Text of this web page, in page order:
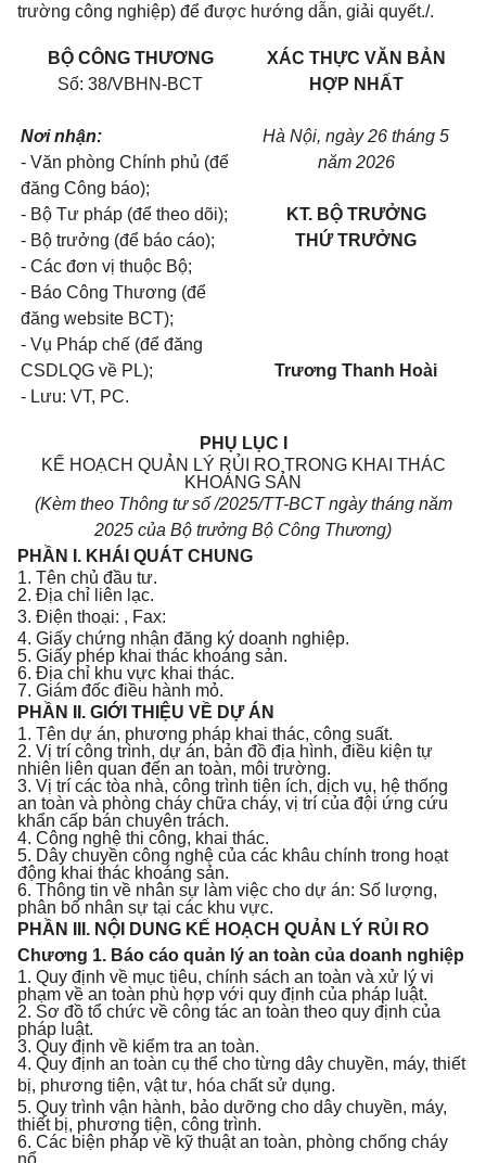
trường công nghiệp) để được hướng dẫn, giải quyết./.
BỘ CÔNG THƯƠNG
Số: 38/VBHN-BCT
Nơi nhận:
- Văn phòng Chính phủ (để
đăng Công báo);
- Bộ Tư pháp (để theo dõi);
- Bộ trưởng (để báo cáo);
- Các đơn vị thuộc Bộ;
- Báo Công Thương (để
đăng website BCT);
- Vụ Pháp chế (để đăng
CSDLQG về PL);
- Lưu: VT, PC.
XÁC THỰC VĂN BẢN
HỢP NHẤT
Hà Nội, ngày26 tháng 5
năm 2026
KT. BỘ TRƯỞNG
THỨ TRƯỞNG
Trương Thanh Hoài
PHỤ LỤC I
KẾ HOẠCH QUẢN LÝ RỦI RO TRONG KHAI THÁC
KHOÁNG SẢN
(Kèm theo Thông tư số/2025/TT-BCT ngàytháng năm
2025 của Bộ trưởng Bộ Công Thương)
PHẦN I. KHÁI QUÁT CHUNG
1. Tên chủ đầu tư.
2. Địa chỉ liên lạc.
3. Điện thoại: , Fax:
4. Giấy chứng nhận đăng ký doanh nghiệp.
5. Giấy phép khai thác khoáng sản.
6. Địa chỉ khu vực khai thác.
7. Giám đốc điều hành mỏ.
PHẦN II. GIỚI THIỆU VỀ DỰ ÁN
1. Tên dự án, phương pháp khai thác, công suất.
2. Vị trí công trình, dự án, bản đồ địa hình, điều kiện tự
nhiên liên quan đến an toàn, môi trường.
3. Vị trí các tòa nhà, công trình tiện ích, dịch vụ, hệ thống
an toàn và phòng cháy chữa cháy, vị trí của đội ứng cứu
khẩn cấp bán chuyên trách.
4. Công nghệ thi công, khai thác.
5. Dây chuyền công nghệ của các khâu chính trong hoạt
động khai thác khoáng sản.
6. Thông tin về nhân sự làm việc cho dự án: Số lượng,
phân bố nhân sự tại các khu vực.
PHẦN
. NỘI DUNG K Ế HOẠCH QUẢN LÝ RỦI RO
Chương 1. Báo cáo quản lý an toàn của doanh nghiệp
1. Quy định về mục tiêu, chính sách an toàn và xử lý vi
phạm về an toàn phù hợp với quy định của pháp luật.
2. Sơ đồ tổ chức về công tác an toàn theo quy định của
pháp luật.
3. Quy định về kiểm tra an toàn.
4. Quy định an toàn cụ thể cho từng dây chuyền, máy, thiết
bị, phương tiện, vật tư, hóa chất sử dụng.
5. Quy trình vận hành, bảo dưỡng cho dây chuyền, máy,
thiết bị, phương tiện, công trình.
6. Các biện pháp về kỹ thuật an toàn, phòng chống cháy
nổ.